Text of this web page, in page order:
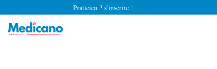
Praticien ? s’inscrire !